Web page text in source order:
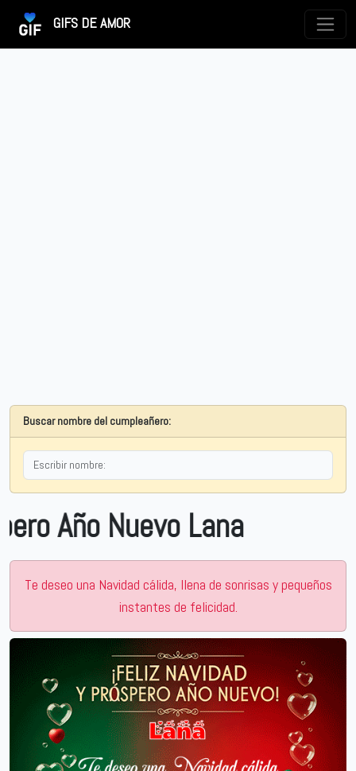
GIFS DE AMOR
Buscar nombre del cumpleañero:
Nuevo Lana
Te deseo una Navidad cálida, llena de sonrisas y pequeños
instantes de felicidad.